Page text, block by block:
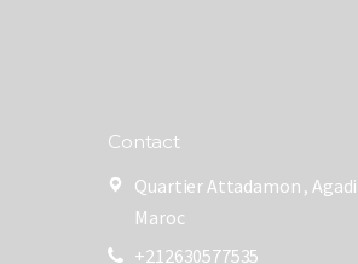
Contact
Quartier Attadamon ,
Maroc
+212630577535